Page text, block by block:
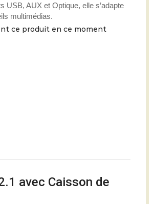
USB, AUX et Optique, elle s’adapte
multimédias.
ce produit en ce moment
avec Caisson de